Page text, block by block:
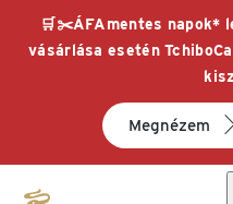
🛒✂️ÁFAmentes napok*
vásárlása esetén
Megnézem